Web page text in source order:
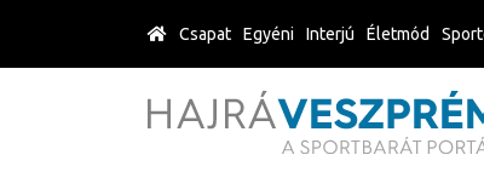
Csapat Egyéni Interjú Életmód